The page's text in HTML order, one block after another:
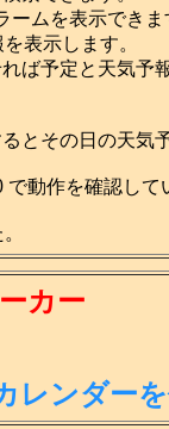
ームを表示できま
表示します。
ば予定と天気予
とその日の天気
動作を確認して
カー
レンダー